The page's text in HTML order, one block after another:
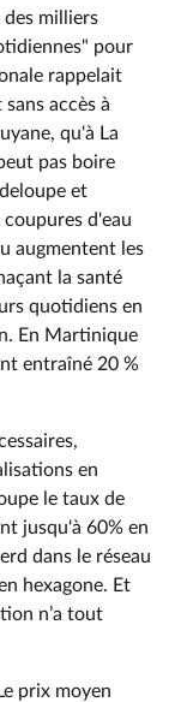
des milliers
pour
rappelait
accès à
qu'à La
pas boire
et
d'eau
augmentent les
la santé
quotidiens en
En Martinique
entraîné 20 %
en
le taux de
jusqu'à 60% en
dans le réseau
hexagone. Et
n’a tout
prix moyen